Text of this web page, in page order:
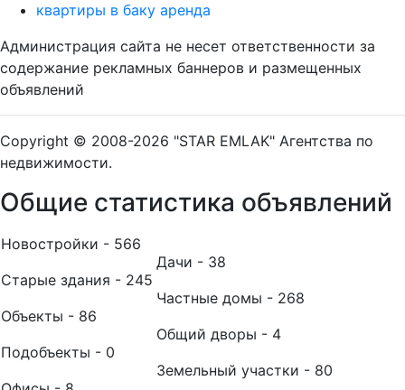
квартиры в баку аренда
Администрация сайта не несет ответственности за
содержание рекламных баннеров и размещенных
объявлений
Copyright © 2008-2026 "STAR EMLAK" Агентства по
недвижимости.
Общие статистика объявлений
Новостройки - 566
Старые здания - 245
Объекты - 86
Подобъекты - 0
Дачи - 38
Частные домы - 268
Общий дворы - 4
Земельный участки - 80